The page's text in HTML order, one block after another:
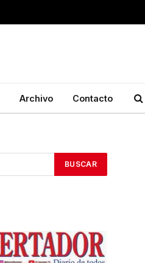
Archivo Contacto